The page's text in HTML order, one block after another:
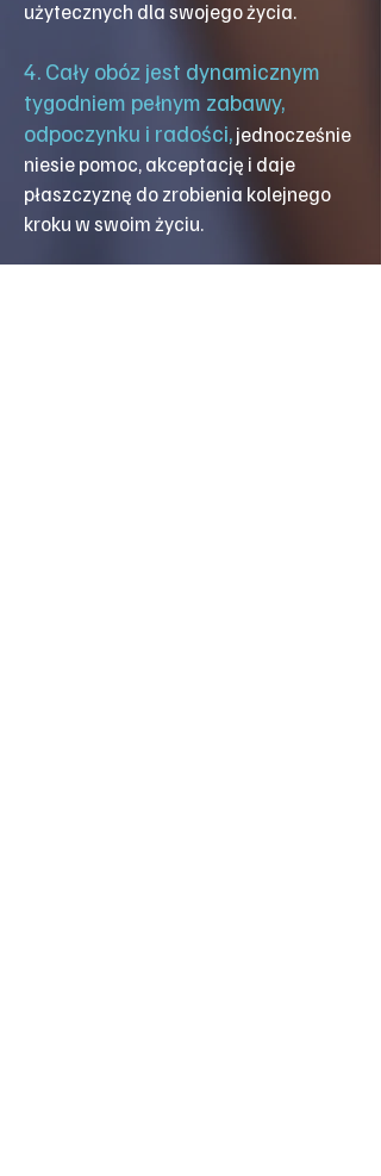
użytecznych dla swojego życia.
4. Cały obóz jest dynamicznym
tygodniem pełnym zabawy,
odpoczynku i radości,jednocześnie
niesie pomoc, akceptację i daje
płaszczyznę do zrobienia kolejnego
kroku w swoim życiu.